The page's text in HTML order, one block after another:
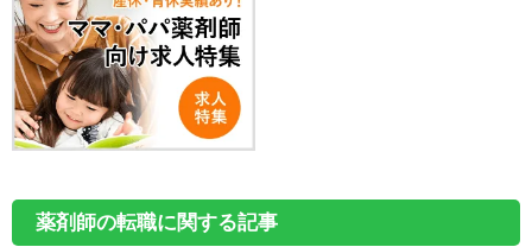
薬剤師の転職に関する記事